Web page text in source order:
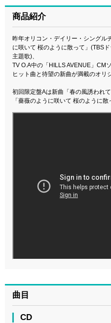
商品紹介
昨年オリコン・デイリー・シングル
に咲いて 桜のように散って」(TBS
主題歌)、
TV O.A中の「HILLS AVENUE」CM
ヒット曲と待望の新曲が満載のオリ
初回限定盤Aは新曲「春の風誘われ
「薔薇のように咲いて 桜のように
曲目
CD